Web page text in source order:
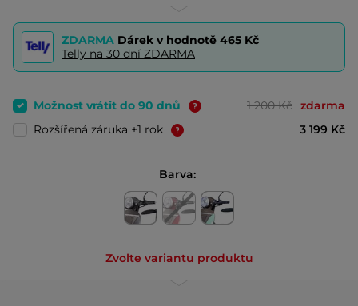
ZDARMA Dárek v hodnotě 465 Kč
Telly na 30 dní ZDARMA
Možnost vrátit do 90 dnů 1 200 Kč zdarma
Rozšířená záruka +1 rok
3 199 Kč
Barva:
Zvolte variantu produktu